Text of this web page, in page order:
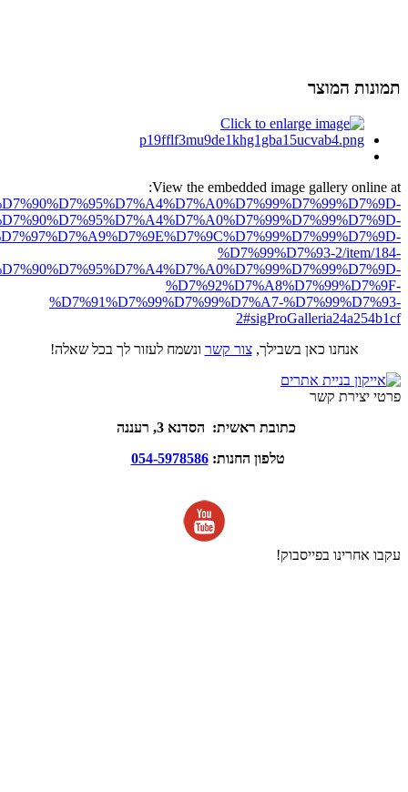
תמונות המוצר
View the embedded image gallery online at:
%D7%99%D7%93-2/item/184-
%D7%92%D7%A8%D7%99%D7%9F-
%D7%91%D7%99%D7%99%D7%A7-%D7%99%D7%93-
2#sigProGalleria24a254b1cf
אנחנו כאן בשבילך,צור קשר ונשמח לעזור לך בכל שאלה!
פרטי יצירת קשר
כתובת ראשית: הסדנא 3, רעננה
טלפון החנות:054-5978586
עקבו אחרינו בפייסבוק!